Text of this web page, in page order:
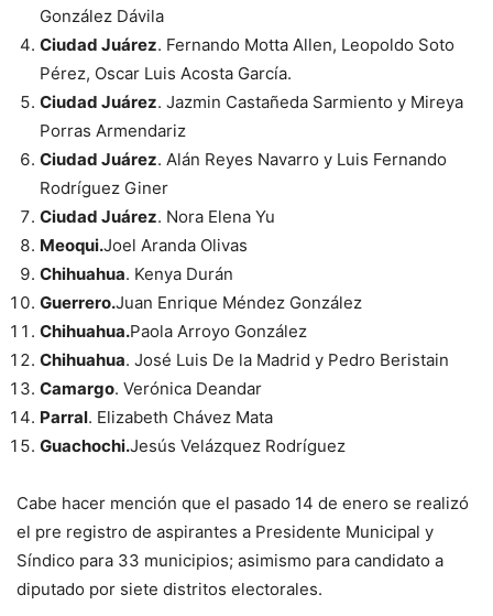
González Dávila
Ciudad Juárez. Fernando Motta Allen, Leopoldo Soto
Pérez, Oscar Luis Acosta García.
Ciudad Juárez. Jazmin Castañeda Sarmiento y Mireya
Porras Armendariz
Ciudad Juárez. Alán Reyes Navarro y Luis Fernando
Rodríguez Giner
Ciudad Juárez. Nora Elena Yu
Meoqui.Joel Aranda Olivas
Chihuahua. Kenya Durán
Guerrero.Juan Enrique Méndez González
Chihuahua.Paola Arroyo González
Chihuahua. José Luis De la Madrid y Pedro Beristain
Camargo. Verónica Deandar
Parral. Elizabeth Chávez Mata
Guachochi.Jesús Velázquez Rodríguez
Cabe hacer mención que el pasado 14 de enero se realizó
el pre registro de aspirantes a Presidente Municipal y
Síndico para 33 municipios; asimismo para candidato a
diputado por siete distritos electorales.